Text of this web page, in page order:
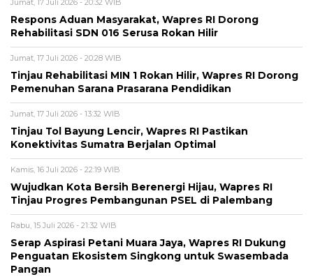
Jumat, 17 Juli 2026 - 20:32 WIB
Respons Aduan Masyarakat, Wapres RI Dorong
Rehabilitasi SDN 016 Serusa Rokan Hilir
Jumat, 17 Juli 2026 - 20:28 WIB
Tinjau Rehabilitasi MIN 1 Rokan Hilir, Wapres RI Dorong
Pemenuhan Sarana Prasarana Pendidikan
Jumat, 17 Juli 2026 - 13:32 WIB
Tinjau Tol Bayung Lencir, Wapres RI Pastikan
Konektivitas Sumatra Berjalan Optimal
Kamis, 16 Juli 2026 - 22:19 WIB
Wujudkan Kota Bersih Berenergi Hijau, Wapres RI
Tinjau Progres Pembangunan PSEL di Palembang
Rabu, 15 Juli 2026 - 21:32 WIB
Serap Aspirasi Petani Muara Jaya, Wapres RI Dukung
Penguatan Ekosistem Singkong untuk Swasembada
Pangan